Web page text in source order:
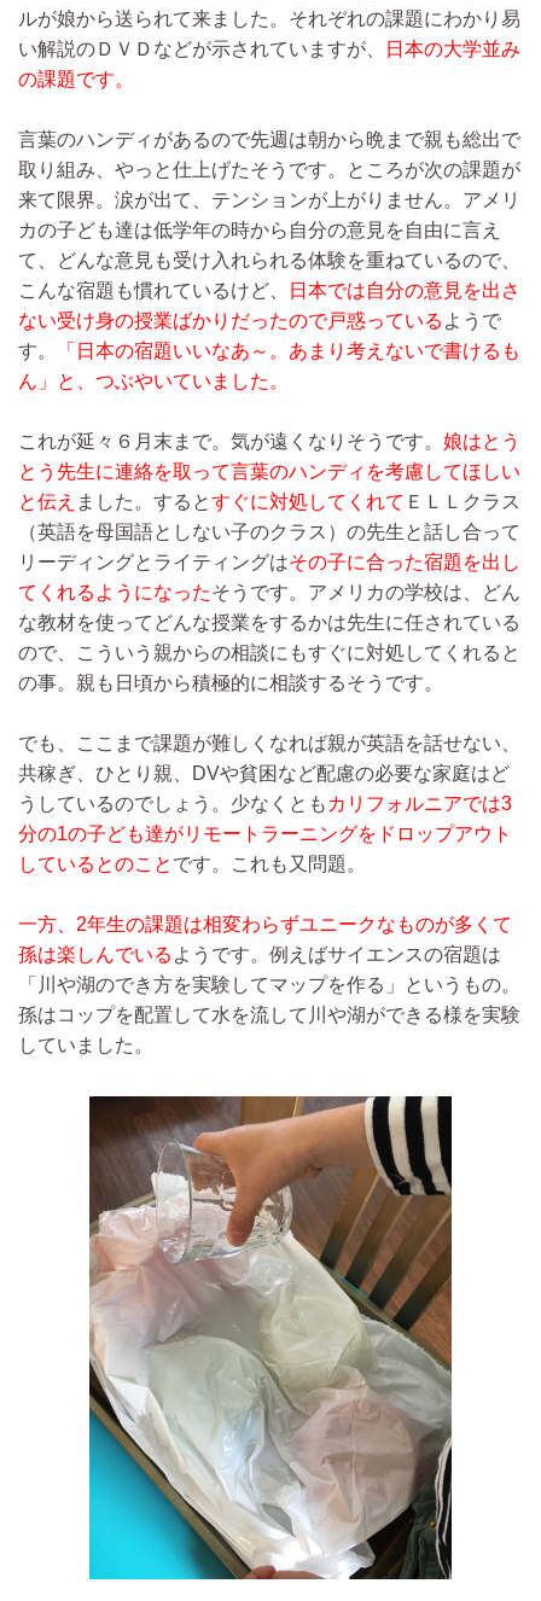
ルが娘から送られて来ました。それぞれの課題にわかり易
い解説のＤＶＤなどが示されていますが、
日本の大学並み
の課題です。
言葉のハンディがあるので先週は朝から晩まで親も総出で
取り組み、やっと仕上げたそうです。ところが次の課題が
来て限界。涙が出て、テンションが上がりません。アメリ
カの子ども達は低学年の時から自分の意見を自由に言え
て、どんな意見も受け入れられる体験を重ねているので、
こんな宿題も慣れているけど、
日本では自分の意見を出さ
ない受け身の授業ばかりだったので戸惑っている ようで
す。
「日本の宿題いいなあ～。あまり考えないで書けるも
ん」と、つぶやいていました。
これが延々６月末まで。気が遠くなりそうです。 娘はとう
とう先生に連絡を取って言葉のハンディを考慮してほしい
と伝え ました。するとすぐに対処してくれて ＥＬＬクラス
（英語を母国語としない子のクラス）の先生と話し合って
リーディングとライティングはその子に合った宿題を出し
てくれるようになったそうです。アメリカの学校は、どん
な教材を使ってどんな授業をするかは先生に任されている
ので、こういう親からの相談にもすぐに対処してくれると
の事。親も日頃から積極的に相談するそうです。
でも、ここまで課題が難しくなれば親が英語を話せない、
共稼ぎ、ひとり親、DVや貧困など配慮の必要な家庭はど
うしているのでしょう。少なくとも カリフォルニアでは3
分の1の子ども達がリモートラーニングをドロップアウト
しているとのこと です。これも又問題。
一方、2年生の課題は相変わらずユニークなものが多くて
孫は楽しんでいる ようです。例えばサイエンスの宿題は
「川や湖のでき方を実験してマップを作る」というもの。
孫はコップを配置して水を流して川や湖ができる様を実験
していました。